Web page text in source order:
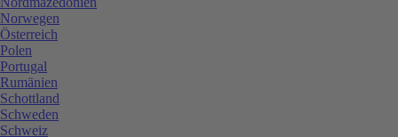
Norwegen
Österreich
Polen
Portugal
Rumänien
Schottland
Schweden
Schweiz